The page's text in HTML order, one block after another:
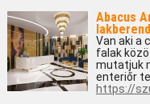
Abacus
Van aki a
falak
mutatjuk
enteriőr
https://